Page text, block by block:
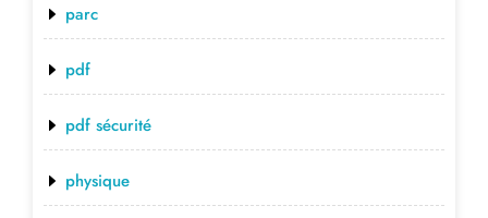
parc
pdf
pdf sécurité
physique